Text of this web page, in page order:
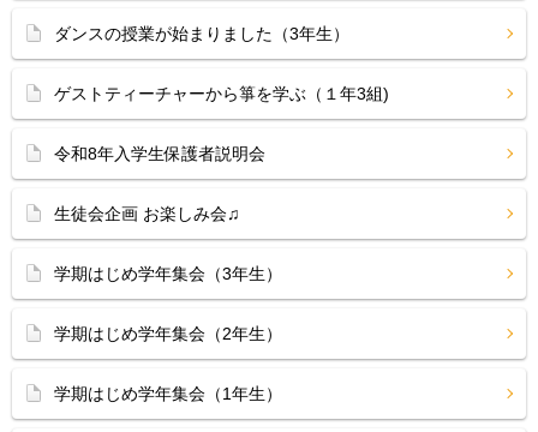
ダンスの授業が始まりました（3年生）
ゲストティーチャーから箏を学ぶ（１年3組)
令和8年入学生保護者説明会
生徒会企画 お楽しみ会♫
学期はじめ学年集会（3年生）
学期はじめ学年集会（2年生）
学期はじめ学年集会（1年生）